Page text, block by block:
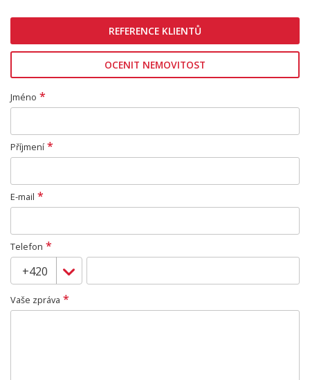
REFERENCE KLIENTŮ
OCENIT NEMOVITOST
Jméno *
Příjmení *
E-mail *
Telefon *
Vaše zpráva *